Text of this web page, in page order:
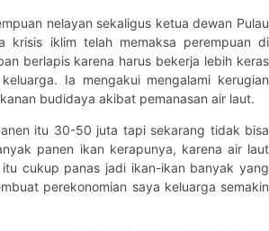
nelayan sekaligus ketua dewan Pulau
krisis iklim telah memaksa perempuan di
berlapis karena harus bekerja lebih keras
Ia mengakui mengalami kerugian
budidaya akibat pemanasan air laut.
itu 30-50 juta tapi sekarang tidak bisa
panen ikan kerapunya, karena air laut
cukup panas jadi ikan-ikan banyak yang
perekonomian saya keluarga semakin